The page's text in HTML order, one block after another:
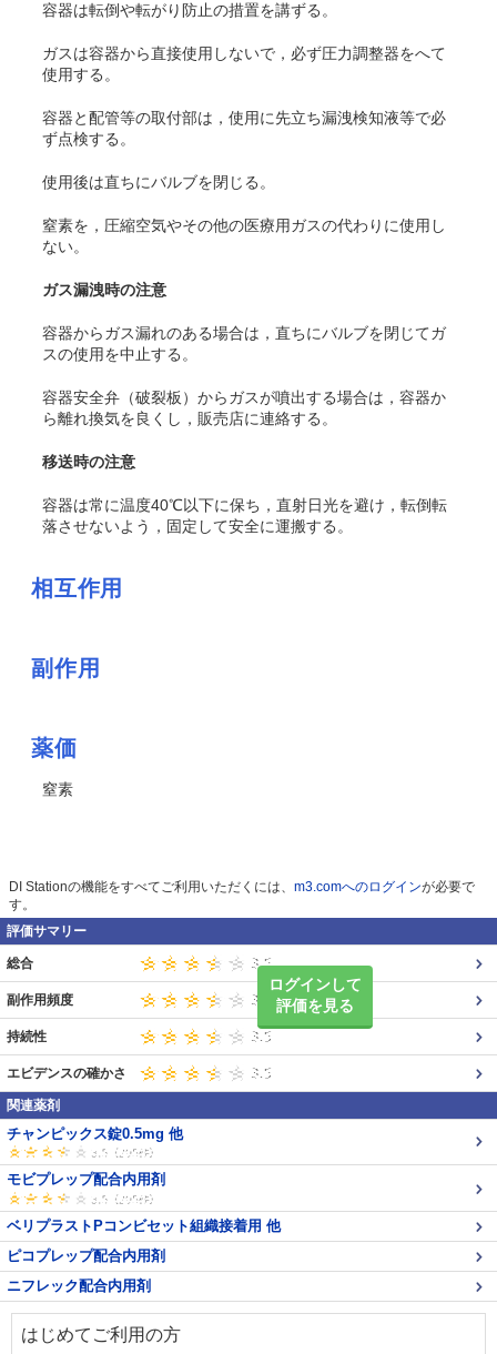
容器は転倒や転がり防止の措置を講ずる。
ガスは容器から直接使用しないで，必ず圧力調整器をへて
使用する。
容器と配管等の取付部は，使用に先立ち漏洩検知液等で必
ず点検する。
使用後は直ちにバルブを閉じる。
窒素を，圧縮空気やその他の医療用ガスの代わりに使用し
ない。
ガス漏洩時の注意
容器からガス漏れのある場合は，直ちにバルブを閉じてガ
スの使用を中止する。
容器安全弁（破裂板）からガスが噴出する場合は，容器か
ら離れ換気を良くし，販売店に連絡する。
移送時の注意
容器は常に温度40℃以下に保ち，直射日光を避け，転倒転
落させないよう，固定して安全に運搬する。
相互作用
副作用
薬価
窒素
DI Stationの機能をすべてご利用いただくには、 m3.comへのログインが必要で
す。
評価サマリー
ログインして
評価を見る
総合
副作用頻度
持続性
エビデンスの確かさ
関連薬剤
チャンピックス錠0.5mg 他
モビプレップ配合内用剤
ベリプラストPコンビセット組織接着用 他
ピコプレップ配合内用剤
ニフレック配合内用剤
はじめてご利用の方